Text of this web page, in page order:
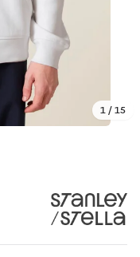
1 / 15